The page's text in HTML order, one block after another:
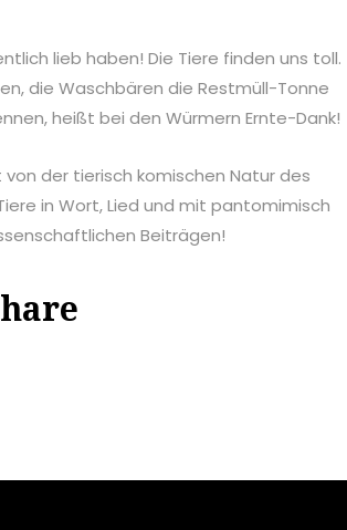
lieb haben! Die Tiere finden uns toll.
die Waschbären die Restmüll-Tonne
heißt bei den Würmern Ernte-Dank!
der tierisch komischen Natur des
in Wort, Lied und mit pantomimisch
Beiträgen!